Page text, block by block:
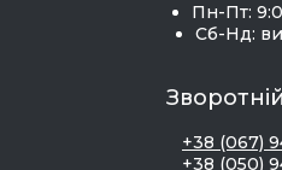
Пн-Пт:
Сб-Нд:
+38 (067)
+38 (050)